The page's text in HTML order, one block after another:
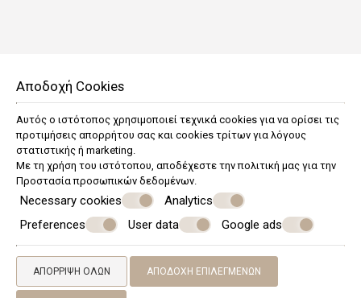
ΖΉΤΗΣΗ
Αποδοχή Cookies
Αυτός ο ιστότοπος χρησιμοποιεί τεχνικά cookies για να ορίσει τις
προτιμήσεις απορρήτου σας και cookies τρίτων για λόγους
στατιστικής ή marketing.
Με τη χρήση του ιστότοπου, αποδέχεστε την πολιτική μας για την
Προστασία προσωπικών δεδομένων.
Necessary cookies
Analytics
Preferences
User data Google ads
ΑΠΌΡΡΙΨΗ ΌΛΩΝ ΑΠΟΔΟΧΉ ΕΠΙΛΕΓΜΈΝΩΝ